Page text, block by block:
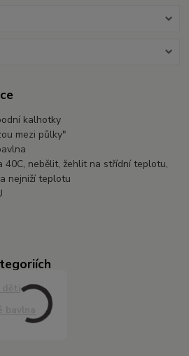
kalhotky
mezi půlky"
40C, nebělit, žehlit na střídní teplotu,
nejniží teplotu